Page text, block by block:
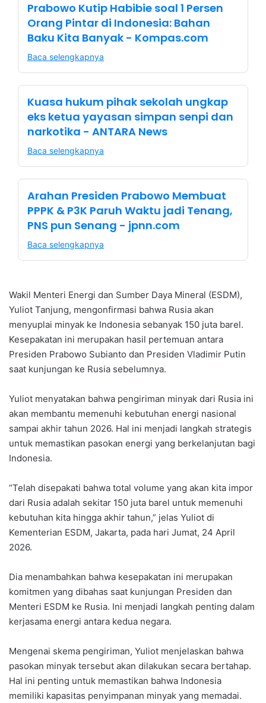
Prabowo Kutip Habibie soal 1 Persen
Orang Pintar di Indonesia: Bahan
Baku Kita Banyak - Kompas.com
Baca selengkapnya
Kuasa hukum pihak sekolah ungkap
eks ketua yayasan simpan senpi dan
narkotika - ANTARA News
Baca selengkapnya
Arahan Presiden Prabowo Membuat
PPPK & P3K Paruh Waktu jadi Tenang,
PNS pun Senang - jpnn.com
Baca selengkapnya
Wakil Menteri Energi dan Sumber Daya Mineral (ESDM),
Yuliot Tanjung, mengonfirmasi bahwa Rusia akan
menyuplai minyak ke Indonesia sebanyak 150 juta barel.
Kesepakatan ini merupakan hasil pertemuan antara
Presiden Prabowo Subianto dan Presiden Vladimir Putin
saat kunjungan ke Rusia sebelumnya.
Yuliot menyatakan bahwa pengiriman minyak dari Rusia ini
akan membantu memenuhi kebutuhan energi nasional
sampai akhir tahun 2026. Hal ini menjadi langkah strategis
untuk memastikan pasokan energi yang berkelanjutan bagi
Indonesia.
“Telah disepakati bahwa total volume yang akan kita impor
dari Rusia adalah sekitar 150 juta barel untuk memenuhi
kebutuhan kita hingga akhir tahun,” jelas Yuliot di
Kementerian ESDM, Jakarta, pada hari Jumat, 24 April
2026.
Dia menambahkan bahwa kesepakatan ini merupakan
komitmen yang dibahas saat kunjungan Presiden dan
Menteri ESDM ke Rusia. Ini menjadi langkah penting dalam
kerjasama energi antara kedua negara.
Mengenai skema pengiriman, Yuliot menjelaskan bahwa
pasokan minyak tersebut akan dilakukan secara bertahap.
Hal ini penting untuk memastikan bahwa Indonesia
memiliki kapasitas penyimpanan minyak yang memadai.